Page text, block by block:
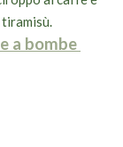
a bombe